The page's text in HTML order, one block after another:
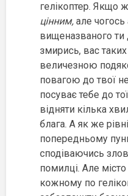
гелікоптер. Якщо ж
цінним, але
вищеназваного
змирись, вас таких
величезною
повагою до твої
посуває тебе до
відняти кілька
блага. А як же
попередньому
сподіваючись
помилці. Але
кожному по